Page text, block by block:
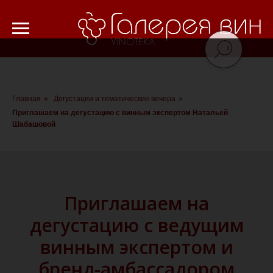
Главная » Дегустации и тематические вечера »
Приглашаем на дегустацию с винным экспертом Натальей
Шабашовой
Приглашаем на
дегустацию с ведущим
винным экспертом и